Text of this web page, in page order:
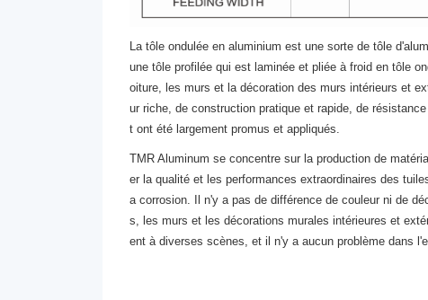
La tôle ondulée en aluminium est une sorte de tôle
une tôle profilée qui est laminée et pliée à froid en tôle
oiture, les murs et la décoration des murs intérieurs et
ur riche, de construction pratique et rapide, de
t ont été largement promus et appliqués.
TMR Aluminum se concentre sur la production de
er la qualité et les performances extraordinaires des
a corrosion. Il n'y a pas de différence de couleur ni de
s, les murs et les décorations murales intérieures et
ent à diverses scènes, et il n'y a aucun problème dans